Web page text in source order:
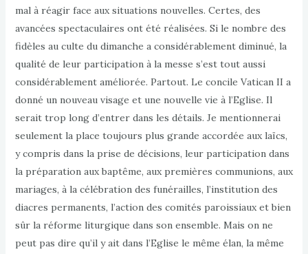
mal à réagir face aux situations nouvelles. Certes, des
avancées spectaculaires ont été réalisées. Si le nombre des
fidèles au culte du dimanche a considérablement diminué, la
qualité de leur participation à la messe s’est tout aussi
considérablement améliorée. Partout. Le concile Vatican II a
donné un nouveau visage et une nouvelle vie à l’Eglise. Il
serait trop long d’entrer dans les détails. Je mentionnerai
seulement la place toujours plus grande accordée aux laïcs,
y compris dans la prise de décisions, leur participation dans
la préparation aux baptême, aux premières communions, aux
mariages, à la célébration des funérailles, l’institution des
diacres permanents, l’action des comités paroissiaux et bien
sûr la réforme liturgique dans son ensemble. Mais on ne
peut pas dire qu’il y ait dans l’Eglise le même élan, la même